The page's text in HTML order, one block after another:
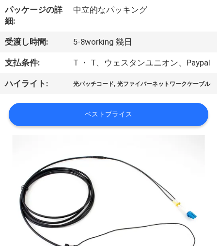
に
つ
い
て
工
場
パッケージの詳
細:
中立的なパッキング
受渡し時間: 5-8working 幾日
支払条件: T ・ T、ウェスタンユニオン、Paypal
ハイライト: 光パッチコード,光ファイバーネットワークケーブル
ベストプライス